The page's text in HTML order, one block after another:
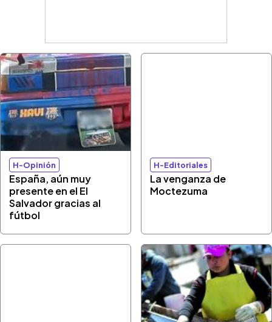
H-Opinión
España, aún muy
presente en el El
Salvador gracias al
fútbol
H-Editoriales
La venganza de
Moctezuma